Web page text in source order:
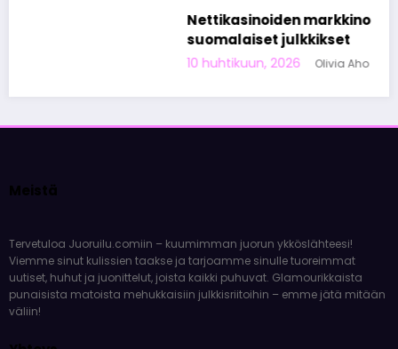
Nettikasinoiden markkinoinnista tunnetut
suomalaiset julkkikset
Olivia Aho
Meistä
Tervetuloa Juoruilu.comiin – kuumimman juorun ykköslähteesi!
Viemme sinut kulissien taakse ja tarjoamme sinulle tuoreimmat
uutiset, huhut ja juonittelut, joista kaikki puhuvat. Glamourikkaista
punaisista matoista mehukkaisiin julkkisriitoihin – emme jätä mitään